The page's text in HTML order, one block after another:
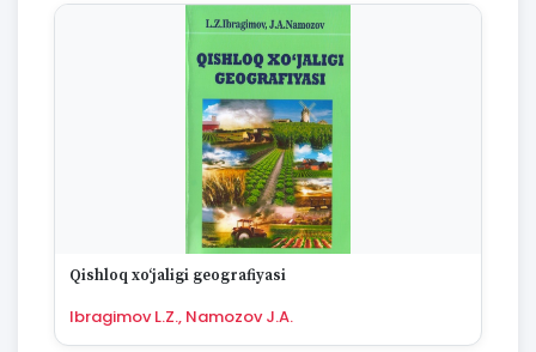
Qishloq xo‘jaligi geografiyasi
Ibragimov L.Z., Namozov J.A.